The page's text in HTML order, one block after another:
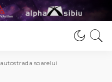
autostrada soarelui